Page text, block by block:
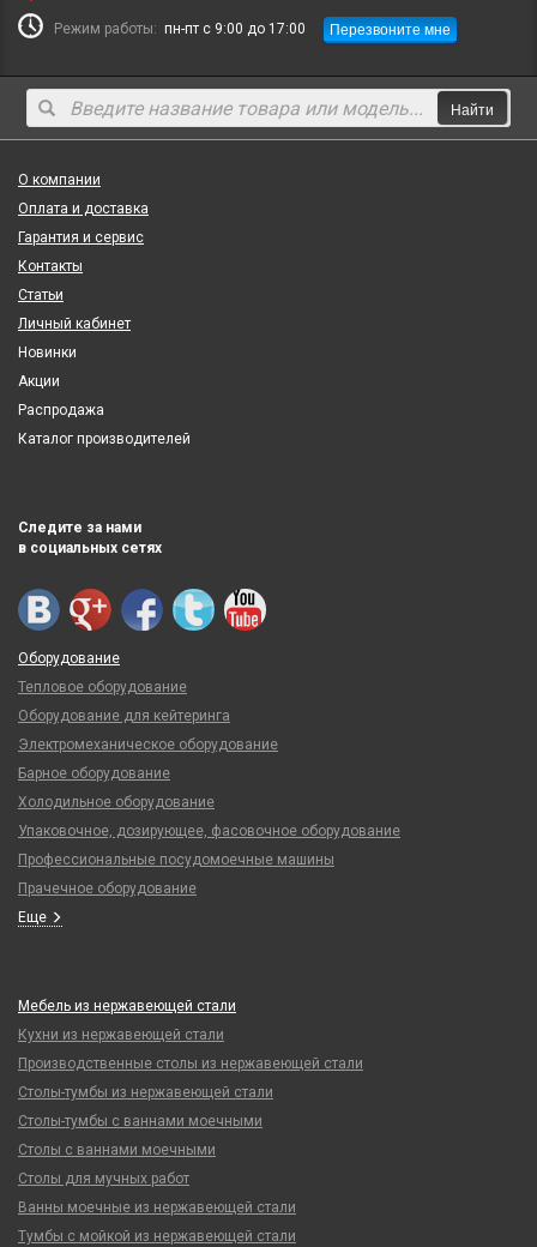
Режим работы: пн-пт с 9:00 до 17:00 Перезвоните мне
Найти
О компании
Оплата и доставка
Гарантия и сервис
Контакты
Статьи
Личный кабинет
Новинки
Акции
Распродажа
Каталог производителей
Следите за нами
в социальных сетях
Оборудование
Тепловое оборудование
Оборудование для кейтеринга
Электромеханическое оборудование
Барное оборудование
Холодильное оборудование
Упаковочное, дозирующее, фасовочное оборудование
Профессиональные посудомоечные машины
Прачечное оборудование
Еще
Мебель из нержавеющей стали
Кухни из нержавеющей стали
Производственные столы из нержавеющей стали
Столы-тумбы из нержавеющей стали
Столы-тумбы с ваннами моечными
Столы с ваннами моечными
Столы для мучных работ
Ванны моечные из нержавеющей стали
Тумбы с мойкой из нержавеющей стали